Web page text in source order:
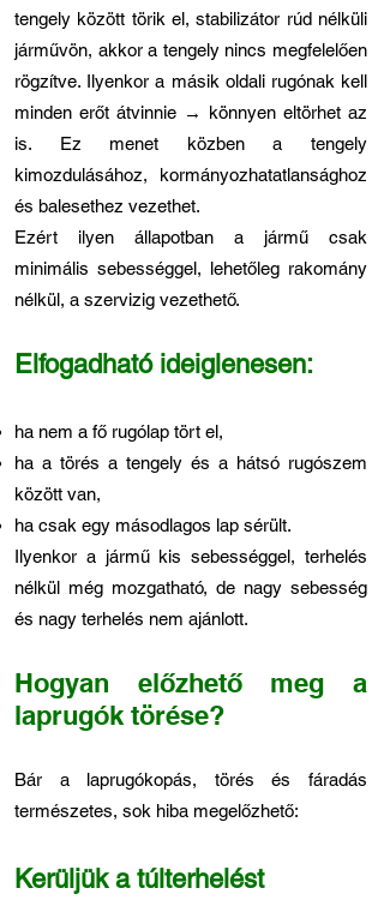
tengely között törik el, stabilizátor rúd nélküli
járművön, akkor a tengely nincs megfelelően
rögzítve. Ilyenkor a másik oldali rugónak kell
minden erőt átvinnie → könnyen eltörhet az
is. Ez menet közben a tengely
kimozdulásához, kormányozhatatlansághoz
és balesethez vezethet.
Ezért ilyen állapotban a jármű csak
minimális sebességgel, lehetőleg rakomány
nélkül, a szervizig vezethető.
Elfogadható ideiglenesen:
ha nem a fő rugólap tört el,
ha a törés a tengely és a hátsó rugószem
között van,
ha csak egy másodlagos lap sérült.
Ilyenkor a jármű kis sebességgel, terhelés
nélkül még mozgatható, de nagy sebesség
és nagy terhelés nem ajánlott.
Hogyan előzhető meg a
laprugók törése?
Bár a laprugókopás, törés és fáradás
természetes, sok hiba megelőzhető:
Kerüljük a túlterhelést